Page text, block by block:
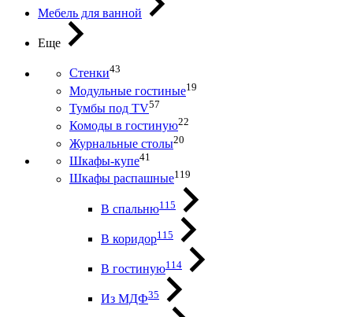
Мебель для ванной
Еще
Стенки43
Модульные гостиные19
Тумбы под ТV57
Комоды в гостиную22
Журнальные столы20
Шкафы-купе41
Шкафы распашные119
В спальню115
В коридор115
В гостиную114
Из МДФ35